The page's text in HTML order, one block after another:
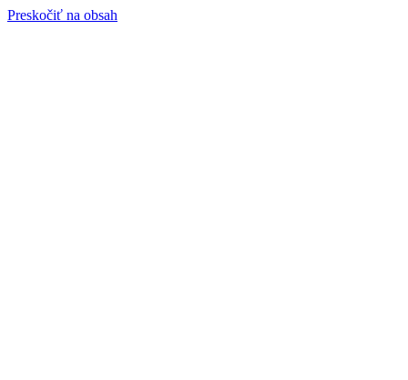
Preskočiť na obsah